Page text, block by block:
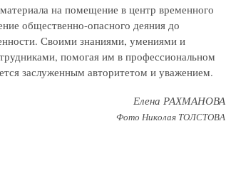
на помещение в центр временного
общественно-опасного деяния до
Своими знаниями, умениями и
помогая им в профессиональном
заслуженным авторитетом и уважением.
Елена РАХМАНОВА
Фото Николая ТОЛСТОВА